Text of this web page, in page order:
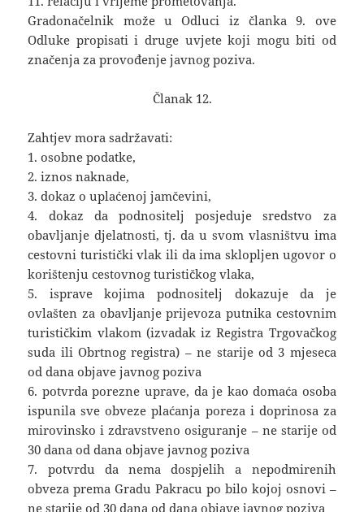
Gradonačelnik može u Odluci iz članka 9. ove
Odluke propisati i druge uvjete koji mogu biti od
značenja za provođenje javnog poziva.
Članak 12.
Zahtjev mora sadržavati:
1. osobne podatke,
2. iznos naknade,
3. dokaz o uplaćenoj jamčevini,
4. dokaz da podnositelj posjeduje sredstvo za
obavljanje djelatnosti, tj. da u svom vlasništvu ima
cestovni turistički vlak ili da ima sklopljen ugovor o
korištenju cestovnog turističkog vlaka,
5. isprave kojima podnositelj dokazuje da je
ovlašten za obavljanje prijevoza putnika cestovnim
turističkim vlakom (izvadak iz Registra Trgovačkog
suda ili Obrtnog registra) – ne starije od 3 mjeseca
od dana objave javnog poziva
6. potvrda porezne uprave, da je kao domaća osoba
ispunila sve obveze plaćanja poreza i doprinosa za
mirovinsko i zdravstveno osiguranje – ne starije od
30 dana od dana objave javnog poziva
7. potvrdu da nema dospjelih a nepodmirenih
obveza prema Gradu Pakracu po bilo kojoj osnovi –
ne starije od 30 dana od dana objave javnog poziva